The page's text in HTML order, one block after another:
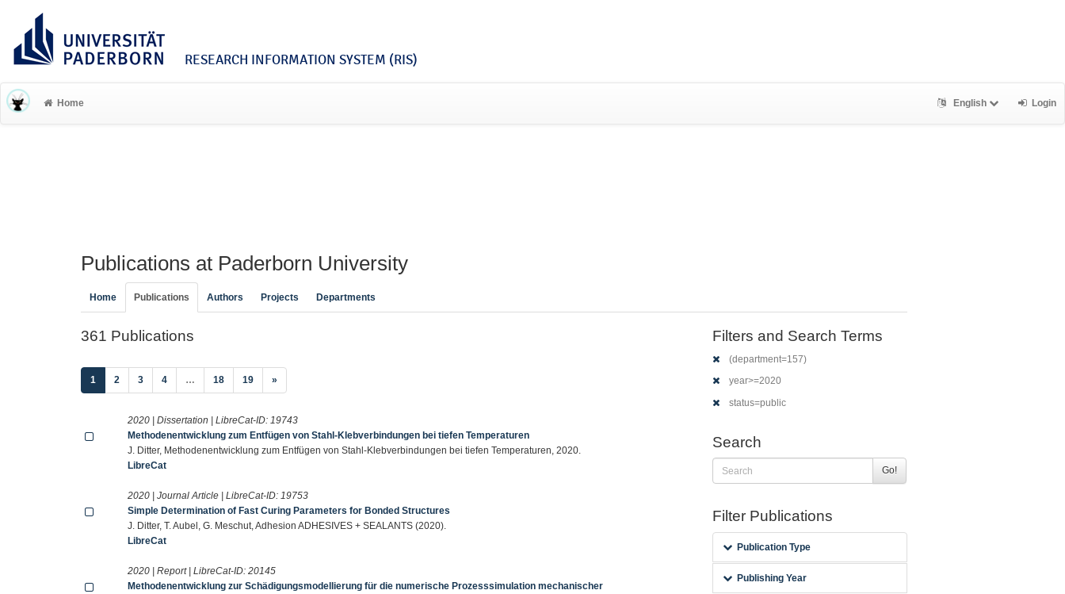
RESEARCH INFORMATION SYSTEM (RIS)
Home English Login
Publications at Paderborn University
Home Publications Authors Projects Departments
361 Publications
1 (current)
2 3 4 … 18 19 »
2020 | Dissertation | LibreCat-ID: 19743
Methodenentwicklung zum Entfügen von Stahl-Klebverbindungen bei tiefen Temperaturen
J. Ditter, Methodenentwicklung zum Entfügen von Stahl-Klebverbindungen bei tiefen Temperaturen, 2020.
LibreCat
2020 | Journal Article | LibreCat-ID: 19753
Simple Determination of Fast Curing Parameters for Bonded Structures
J. Ditter, T. Aubel, G. Meschut, Adhesion ADHESIVES + SEALANTS (2020).
LibreCat
2020 | Report | LibreCat-ID:20145
Methodenentwicklung zur Schädigungsmodellierung für die numerische Prozesssimulation mechanischer
Filters and Search Terms
(department=157)
year>=2020
status=public
Search
Go!
Filter Publications
Publication Type
Publishing Year